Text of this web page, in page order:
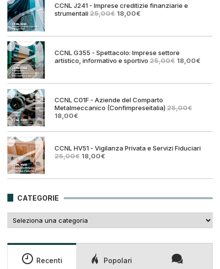
CCNL J241 - Imprese creditizie finanziarie e
strumentali25,00€ Il
era:
18,00€Il
è:
CCNL G355 - Spettacolo: Imprese settore
artistico, informativo e sportivo 25,00€ Il
era:
18,00€Il
è:
CCNL C01F - Aziende del Comparto
Metalmeccanico (Confimpreseitalia) 25,00€
Il
originale
25,00€.
18,00€Il
attuale
18,00€.
CCNL HV51 - Vigilanza Privata e Servizi Fiduciari
25,00€ Il
era:
18,00€Il
è:
CATEGORIE
Recenti Popolari